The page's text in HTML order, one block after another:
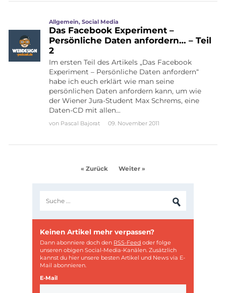
Allgemein,Social Media
Das Facebook Experiment –
Persönliche Daten anfordern… – Teil
2
Im ersten Teil des Artikels „Das Facebook
Experiment – Persönliche Daten anfordern“
habe ich euch erklärt wie man seine
persönlichen Daten anfordern kann, um wie
der Wiener Jura-Student Max Schrems, eine
Daten-CD mit allen…
von Pascal Bajorat 09. November 2011
« Zurück Weiter »
Keinen Artikel mehr verpassen?
Dann abonniere doch den RSS-Feed oder folge
unseren obigen Social-Media-Kanälen. Zusätzlich
kannst du hier unsere besten Artikel und News via E-
Mail abonnieren.
E-Mail